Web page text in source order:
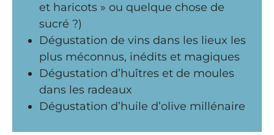
et haricots » ou quelque chose de
sucré ?)
Dégustation de vins dans les lieux les
plus méconnus, inédits et magiques
Dégustation d’huîtres et de moules
dans les radeaux
Dégustation d’huile d’olive millénaire